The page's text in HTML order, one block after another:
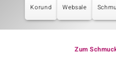
Korund Websale
Zum